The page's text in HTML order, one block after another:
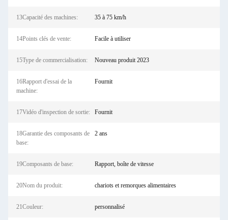
13Capacité des machines: 35 à 75 km/h
14Points clés de vente: Facile à utiliser
15Type de commercialisation: Nouveau produit 2023
16Rapport d'essai de la
machine:
Fournit
17Vidéo d'inspection de sortie: Fournit
18Garantie des composants de
base:
2 ans
19Composants de base: Rapport, boîte de vitesse
20Nom du produit: chariots et remorques alimentaires
21Couleur: personnalisé